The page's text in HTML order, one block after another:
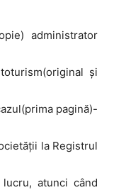
administrator
și
pagină)-
la Registrul
atunci când